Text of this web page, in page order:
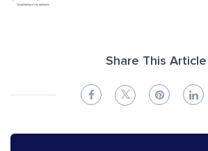
Share This Article